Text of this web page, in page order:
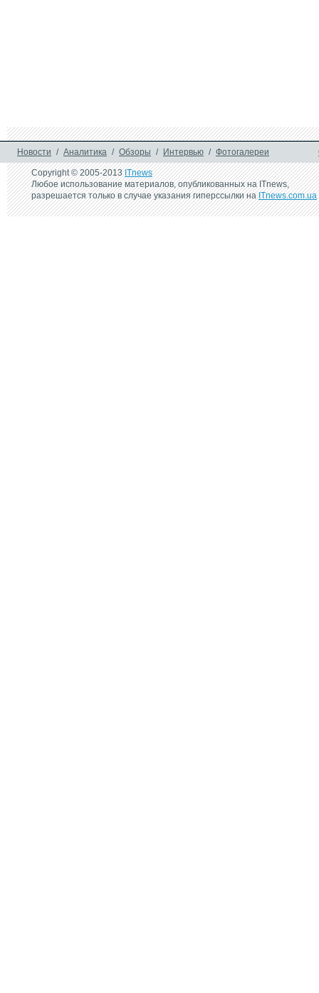
Новости / Аналитика / Обзоры / Интервью / Фотогалереи
Copyright © 2005-2013ITnews
Любое использование материалов, опубликованных на ITnews,
разрешается только в случае указания гиперссылки наITnews.com.ua